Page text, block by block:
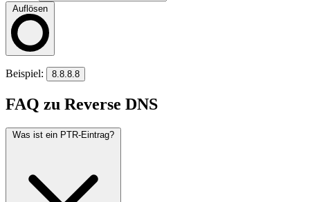
Auflösen
Beispiel: 8.8.8.8
FAQ zu Reverse DNS
Was ist ein PTR-Eintrag?